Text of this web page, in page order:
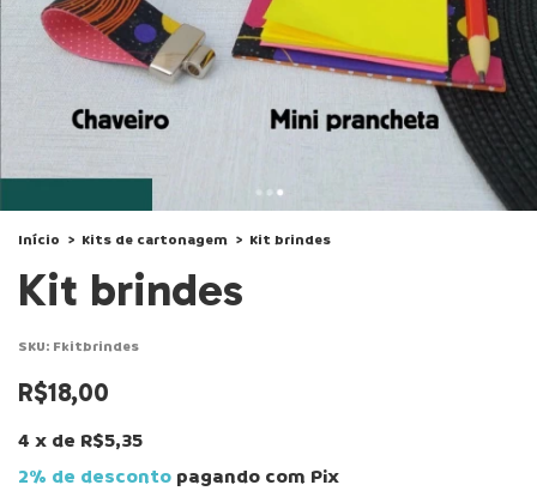
Início > Kits de cartonagem > Kit brindes
Kit brindes
SKU: Fkitbrindes
R$18,00
4 x de R$5,35
2% de desconto pagando com Pix